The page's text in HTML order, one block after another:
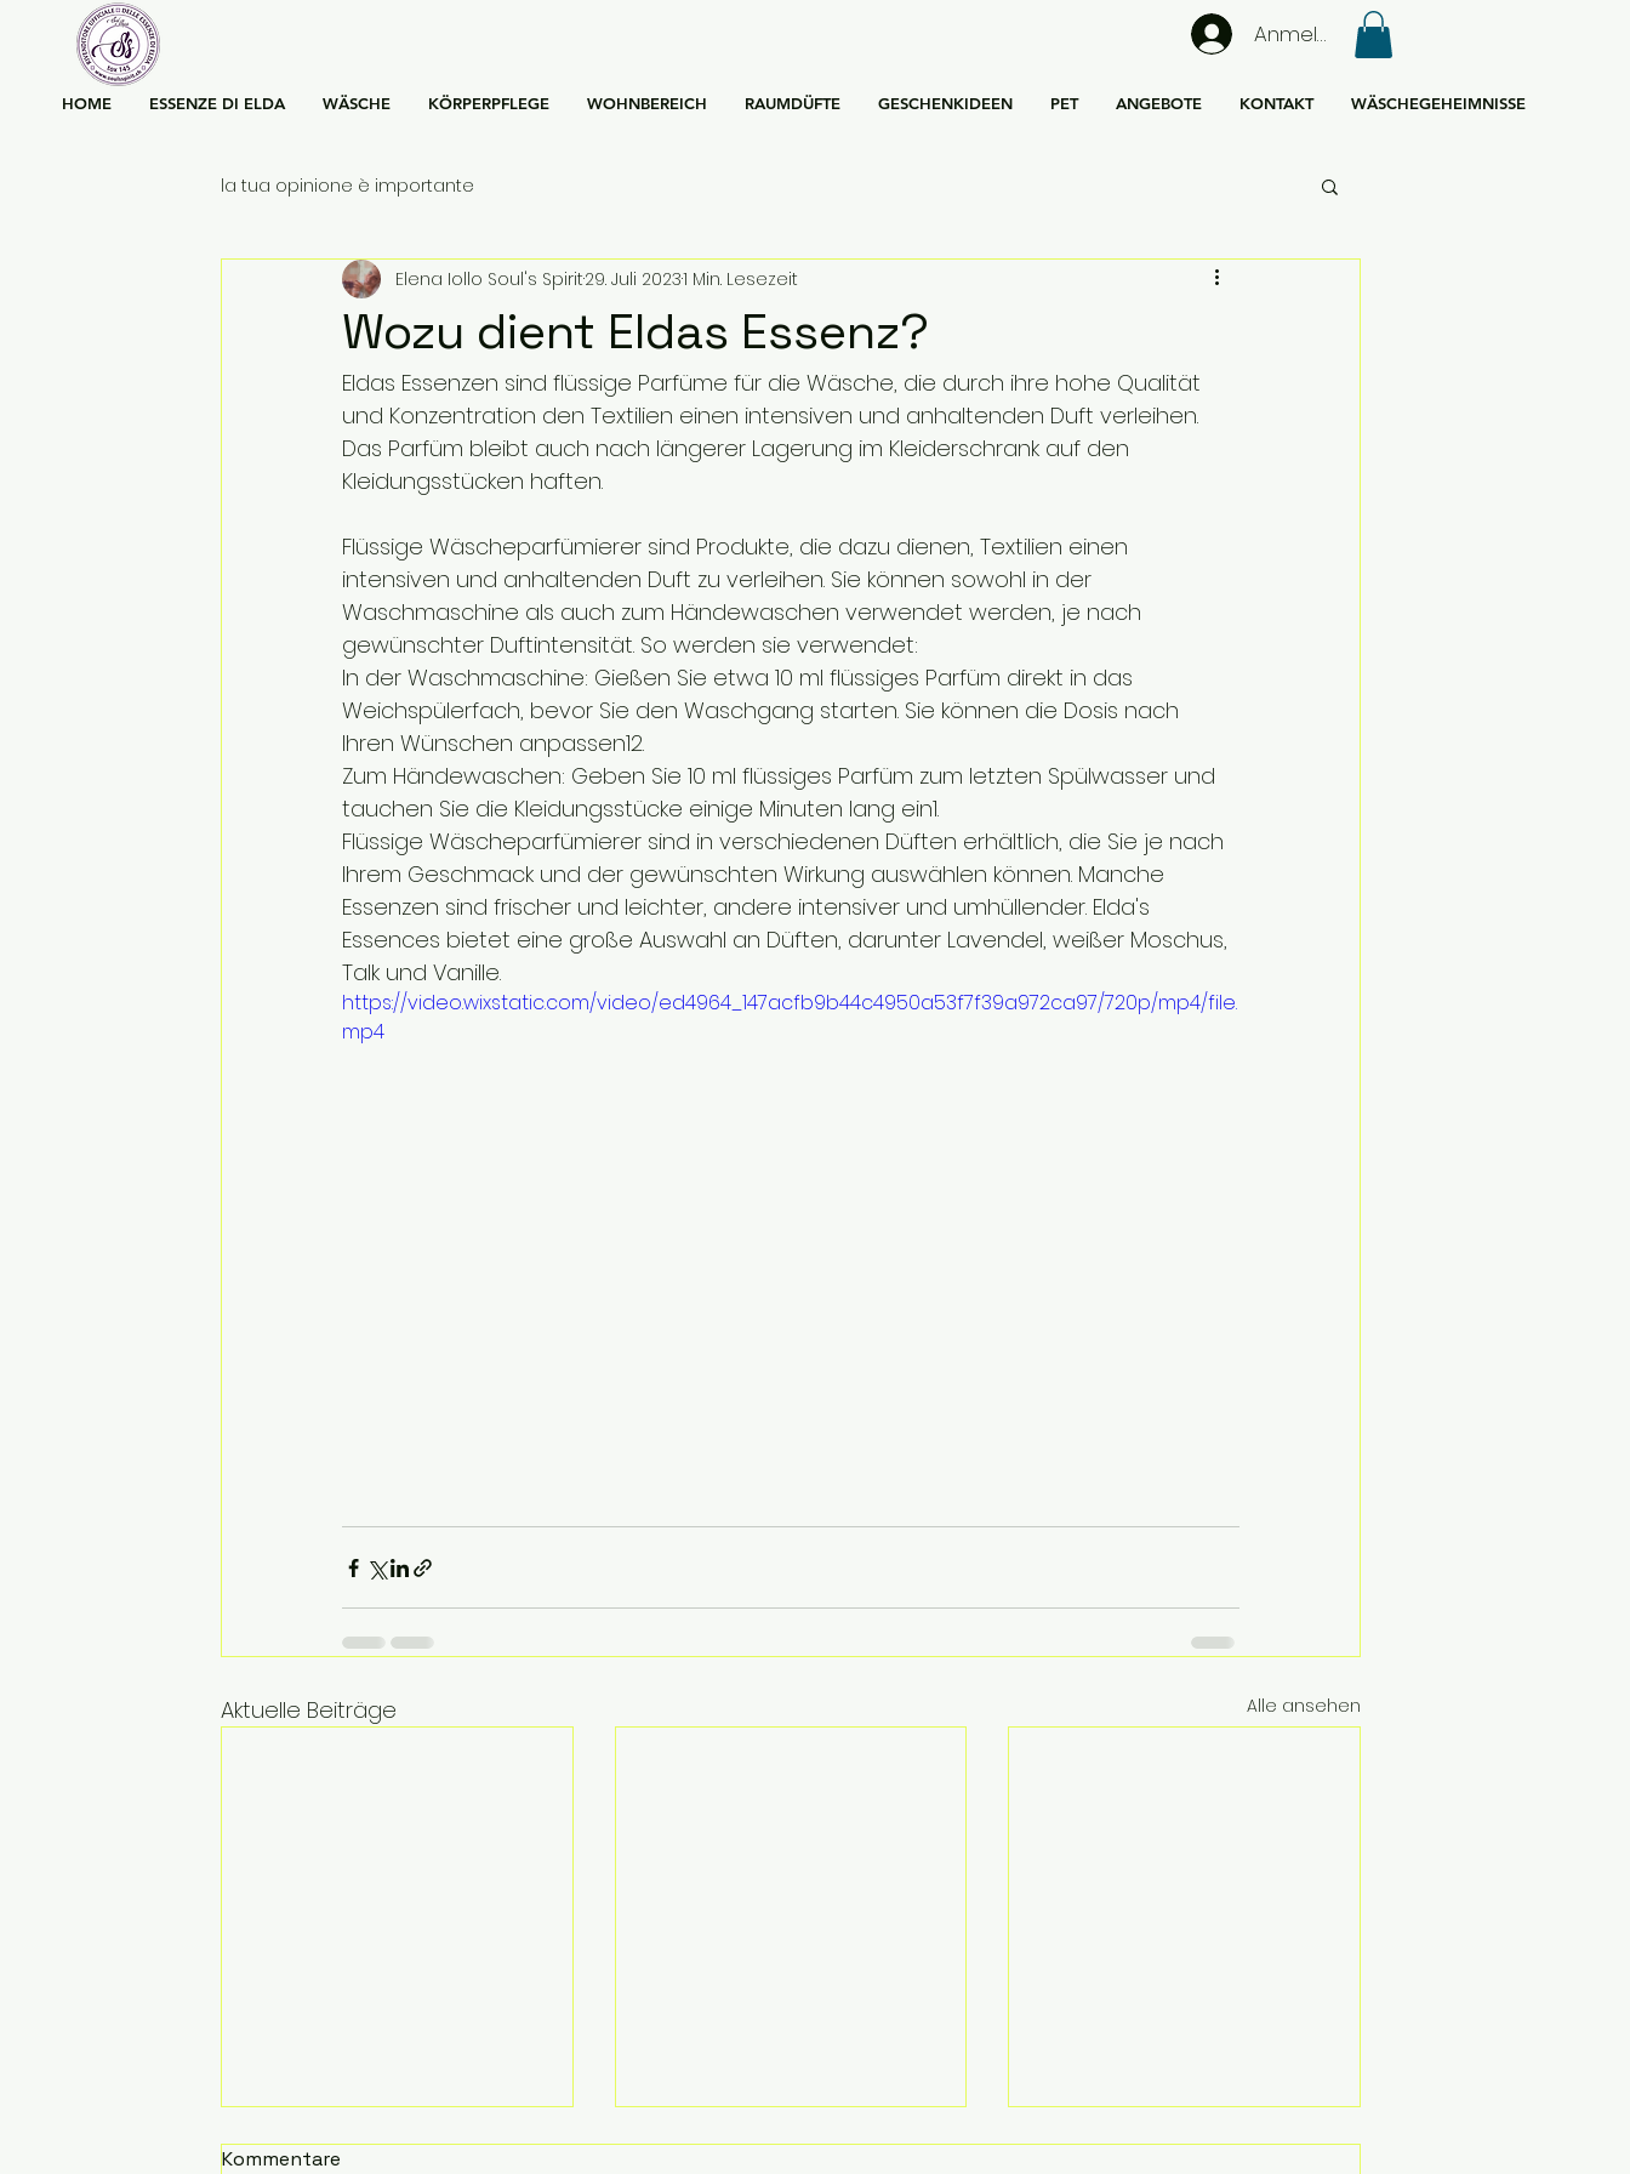
Anmelden
HOME ESSENZE DI ELDA WÄSCHE KÖRPERPFLEGE WOHNBEREICH RAUMDÜFTE GESCHENKIDEEN PET ANGEBOTE KONTAKT WÄSCHEGEHEIMNISSE
la tua opinione è importante
Wozu dient Eldas Essenz?
Elena Iollo Soul's Spirit29. Juli 20231 Min. Lesezeit
Eldas Essenzen sind flüssige Parfüme für die Wäsche, die durch ihre hohe Qualität
und Konzentration den Textilien einen intensiven und anhaltenden Duft verleihen.
Das Parfüm bleibt auch nach längerer Lagerung im Kleiderschrank auf den
Kleidungsstücken haften.
Flüssige Wäscheparfümierer sind Produkte, die dazu dienen, Textilien einen
intensiven und anhaltenden Duft zu verleihen. Sie können sowohl in der
Waschmaschine als auch zum Händewaschen verwendet werden, je nach
gewünschter Duftintensität. So werden sie verwendet:
In der Waschmaschine: Gießen Sie etwa 10 ml flüssiges Parfüm direkt in das
Weichspülerfach, bevor Sie den Waschgang starten. Sie können die Dosis nach
Ihren Wünschen anpassen12.
Zum Händewaschen: Geben Sie 10 ml flüssiges Parfüm zum letzten Spülwasser und
tauchen Sie die Kleidungsstücke einige Minuten lang ein1.
Flüssige Wäscheparfümierer sind in verschiedenen Düften erhältlich, die Sie je nach
Ihrem Geschmack und der gewünschten Wirkung auswählen können. Manche
Essenzen sind frischer und leichter, andere intensiver und umhüllender. Elda's
Essences bietet eine große Auswahl an Düften, darunter Lavendel, weißer Moschus,
Talk und Vanille.
https://video.wixstatic.com/video/ed4964_147acfb9b44c4950a53f7f39a972ca97/720p/mp4/file.
mp4
Aktuelle Beiträge Alle ansehen
Kommentare